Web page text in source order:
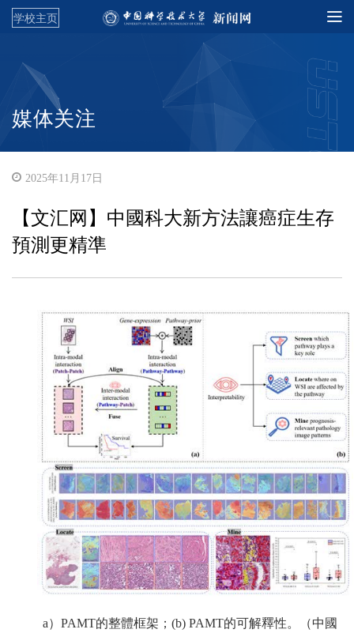
学校主页
媒体关注
2025年11月17日
【文汇网】中國科大新方法讓癌症生存
預測更精準
a）PAMT的整體框架；(b) PAMT的可解釋性。（中國